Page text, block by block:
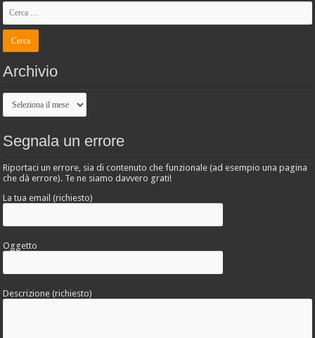
Archivio
Archivio
Segnala un errore
Riportaci un errore, sia di contenuto che funzionale (ad esempio una pagina
che dà errore). Te ne siamo davvero grati!
La tua email (richiesto)
Oggetto
Descrizione (richiesto)